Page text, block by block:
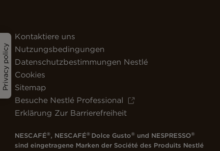
Privacy policy
Kontaktiere uns
Nutzungsbedingungen
Datenschutzbestimmungen Nestlé
Cookies
Sitemap
Besuche Nestlé Professional
Erklärung Zur Barrierefreiheit
NESCAFÉ®, NESCAFÉ®Dolce Gusto® und NESPRESSO®
sind eingetragene Marken der Société des Produits Nestlé